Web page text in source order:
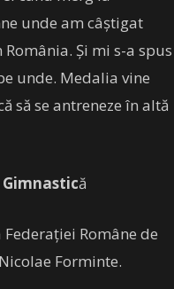
unde am câștigat
Și mi s-a spus
unde. Medalia vine
să se antreneze în altă
ă
Române de
Forminte.